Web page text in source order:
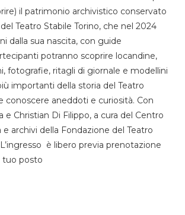
il patrimonio archivistico conservato
Teatro Stabile Torino, che nel 2024
dalla sua nascita, con guide
potranno scoprire locandine,
fotografie, ritagli di giornale e modellini
importanti della storia del Teatro
conoscere aneddoti e curiosità. Con
e Christian Di Filippo, a cura del Centro
archivi della Fondazione del Teatro
è libero previa prenotazione
tuo posto